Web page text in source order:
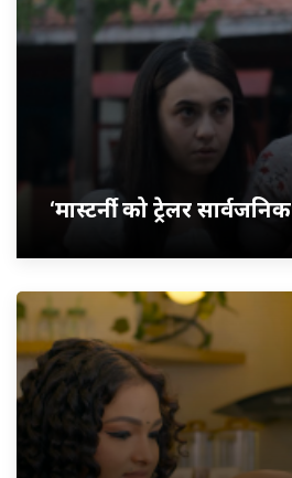
‘मास्टर्नी’ को ट्रेलर सार्वजनिक